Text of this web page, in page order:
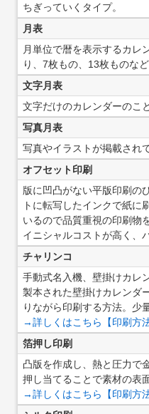
ちぎっていくタイプ。
月表
月単位で暦を表示するカレ
り、7枚もの、13枚ものな
文字月表
文字だけのカレンダーのこと
写真月表
写真やイラストが掲載され
オフセット印刷
版に凹凸がない平版印刷の
トに転写したインクで紙に
いるので品質重視の印刷物
イニシャルコストが高く、
チャリンコ
手動式名入機、壁掛けカレ
製本された壁掛けカレンダ
りながら印刷する方法。少
→詳しくはこちら【印刷方
箔押し印刷
凸版を作成し、熱と圧力で
押し当てることで素材の表
→詳しくはこちら【印刷方